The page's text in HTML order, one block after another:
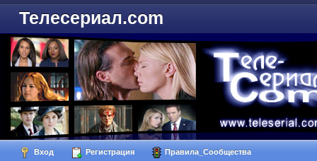
Телесериал.com
Вход Регистрация Правила_Сообщества